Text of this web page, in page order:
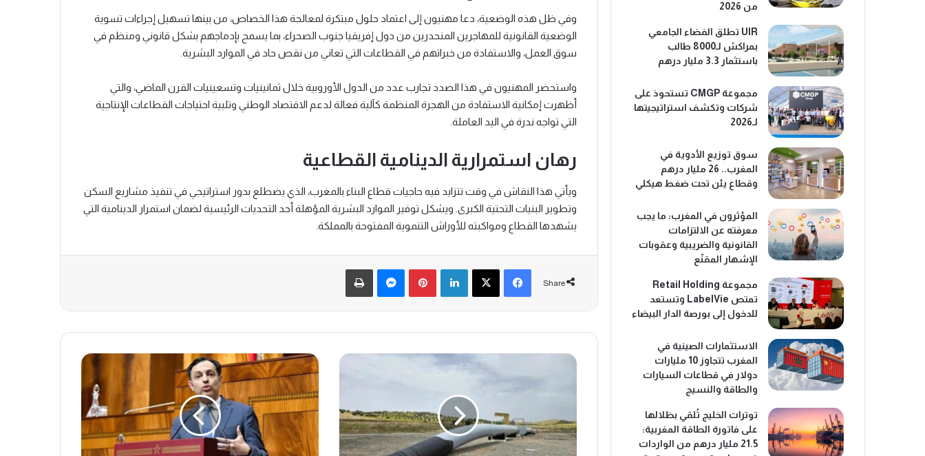
وفي ظل هذه الوضعية، دعا مهنيون إلى اعتماد حلول مبتكرة لمعالجة هذا الخصاص، من بينها تسهيل إجراءات تسوية
الوضعية القانونية للمهاجرين المنحدرين من دول إفريقيا جنوب الصحراء، بما يسمح بإدماجهم بشكل قانوني ومنظم في
سوق العمل، والاستفادة من خبراتهم في القطاعات التي تعاني من نقص حاد في الموارد البشرية.
واستحضر المهنيون في هذا الصدد تجارب عدد من الدول الأوروبية خلال ثمانينيات وتسعينيات القرن الماضي، والتي
أظهرت إمكانية الاستفادة من الهجرة المنظمة كآلية فعالة لدعم الاقتصاد الوطني وتلبية احتياجات القطاعات الإنتاجية
التي تواجه ندرة في اليد العاملة.
رهان استمرارية الدينامية القطاعية
ويأتي هذا النقاش في وقت تتزايد فيه حاجيات قطاع البناء بالمغرب، الذي يضطلع بدور استراتيجي في تنفيذ مشاريع السكن
وتطوير البنيات التحتية الكبرى. ويشكل توفير الموارد البشرية المؤهلة أحد التحديات الرئيسية لضمان استمرار الدينامية التي
يشهدها القطاع ومواكبته للأوراش التنموية المفتوحة بالمملكة.
Share
Facebook
X
LinkedIn
ا
ب
ي
ا
ل
س
ر
ي
من 2026
UIR تطلق الفضاء الجامعي
بمراكش لـ8000 طالب
باستثمار 3.3 مليار درهم
مجموعة CMGP تستحوذ على
شركات وتكشف استراتيجيتها
لـ2026
سوق توزيع الأدوية في
المغرب.. 26 مليار درهم
وقطاع يئن تحت ضغط هيكلي
المؤثرون في المغرب: ما يجب
معرفته عن الالتزامات
القانونية والضريبية وعقوبات
الإشهار المقنّع
مجموعة Retail Holding
تمتص LabelVie وتستعد
للدخول إلى بورصة الدار البيضاء
الاستثمارات الصينية في
المغرب تتجاوز 10 مليارات
دولار في قطاعات السيارات
والطاقة والنسيج
توترات الخليج تُلقي بظلالها
على فاتورة الطاقة المغربية:
21.5 مليار درهم من الواردات